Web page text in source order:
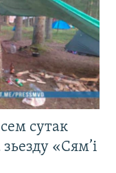
сутак
«Сям’і